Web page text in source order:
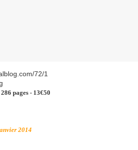
pages - 13€50
2014